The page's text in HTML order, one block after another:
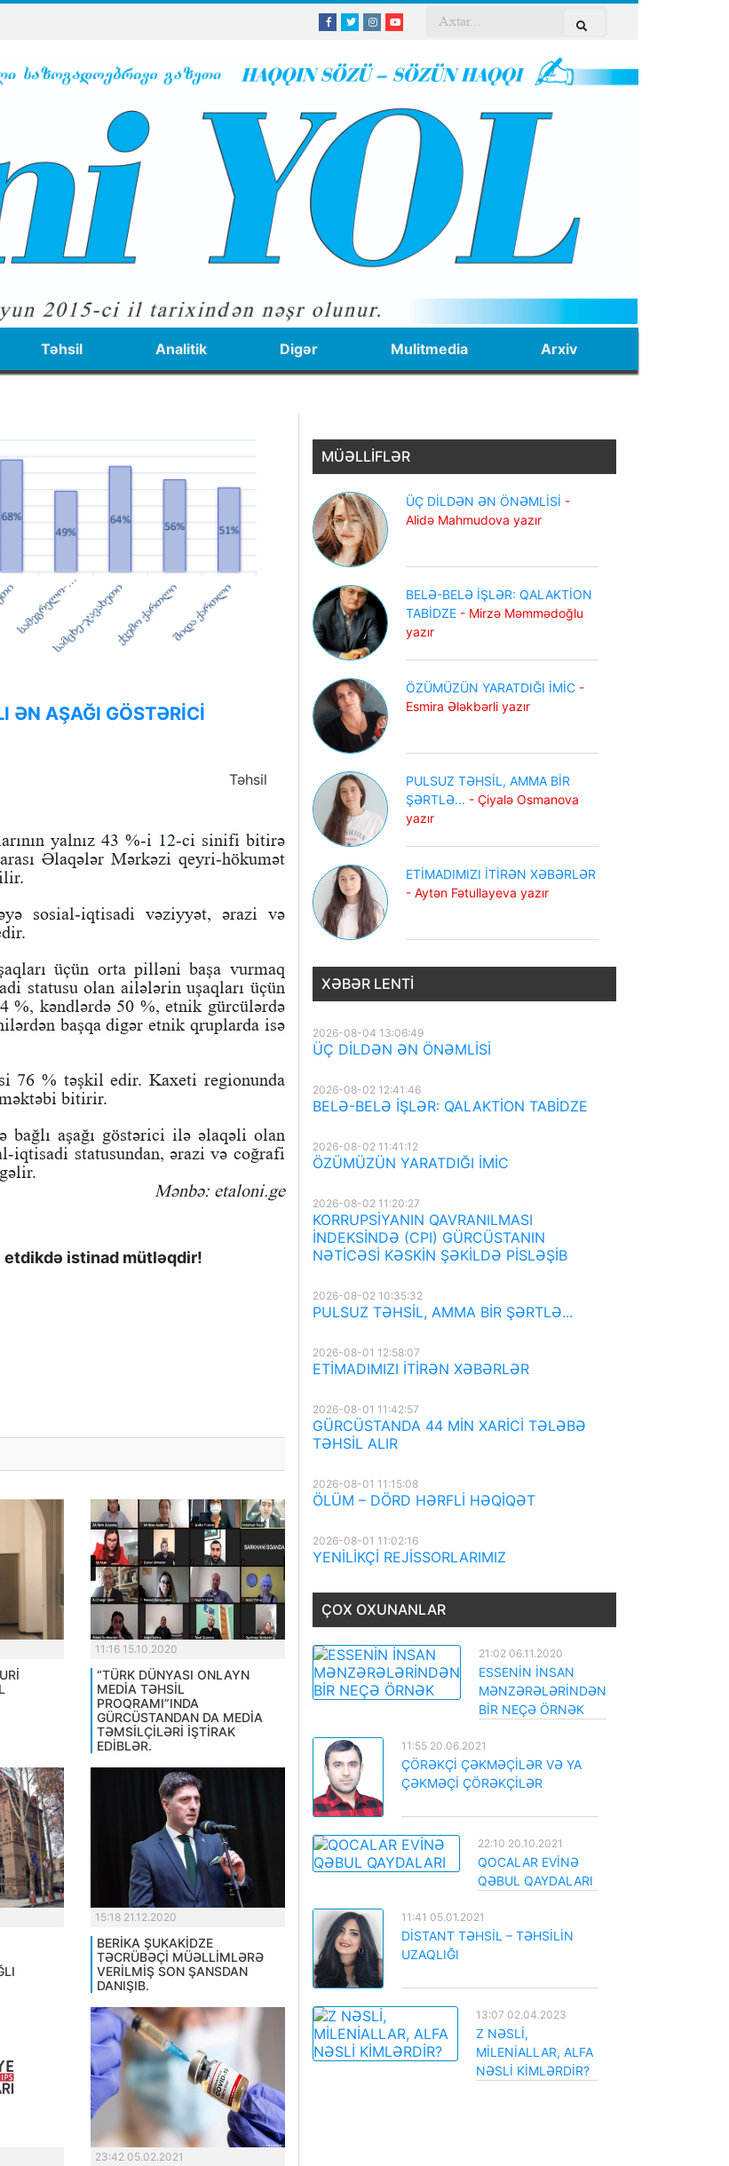
Təhsil Analitik Digər Mulitmedia Arxiv
ƏN AŞAĞI GÖSTƏRİCİ
Təhsil
yalnız 43 %-i 12-ci sinifi bitirə
Əlaqələr Mərkəzi qeyri-hökumət
sosial-iqtisadi vəziyyət, ərazi və
üçün orta pilləni başa vurmaq
statusu olan ailələrin uşaqları üçün
%, kəndlərdə 50 %, etnik gürcülərdə
başqa digər etnik qruplarda isə
76 % təşkil edir. Kaxeti regionunda
bitirir.
aşağı göstərici ilə əlaqəli olan
iqtisadi statusundan, ərazi və coğrafi
Mənbə: etaloni.ge
istinad mütləqdir!
11:16 15.10.2020
“TÜRK DÜNYASI ONLAYN
MEDİA TƏHSİL
PROQRAMI”INDA
GÜRCÜSTANDAN DA MEDİA
TƏMSİLÇİLƏRİ İŞTİRAK
EDİBLƏR.
15:18 21.12.2020
BERİKA ŞUKAKİDZE
TƏCRÜBƏÇİ MÜƏLLİMLƏRƏ
VERİLMİŞ SON ŞANSDAN
DANIŞIB.
23:42 05.02.2021
MÜƏLLİFLƏR
ÜÇ DİLDƏN ƏN ÖNƏMLİSİ -
Alidə Mahmudova yazır
BELƏ-BELƏ İŞLƏR: QALAKTİON
TABİDZE - Mirzə Məmmədoğlu
yazır
ÖZÜMÜZÜN YARATDIĞI İMİC -
Esmira Ələkbərli yazır
PULSUZ TƏHSİL, AMMA BİR
ŞƏRTLƏ... - Çiyalə Osmanova
yazır
ETİMADIMIZI İTİRƏN XƏBƏRLƏR
- Aytən Fətullayeva yazır
XƏBƏR LENTI
2026-08-04 13:06:49
ÜÇ DİLDƏN ƏN ÖNƏMLİSİ
2026-08-02 12:41:46
BELƏ-BELƏ İŞLƏR: QALAKTİON TABİDZE
2026-08-02 11:41:12
ÖZÜMÜZÜN YARATDIĞI İMİC
2026-08-02 11:20:27
KORRUPSİYANIN QAVRANILMASI
İNDEKSİNDƏ (CPI) GÜRCÜSTANIN
NƏTİCƏSİ KƏSKİN ŞƏKİLDƏ PİSLƏŞİB
2026-08-02 10:35:32
PULSUZ TƏHSİL, AMMA BİR ŞƏRTLƏ...
2026-08-01 12:58:07
ETİMADIMIZI İTİRƏN XƏBƏRLƏR
2026-08-01 11:42:57
GÜRCÜSTANDA 44 MİN XARİCİ TƏLƏBƏ
TƏHSİL ALIR
2026-08-01 11:15:08
ÖLÜM – DÖRD HƏRFLİ HƏQİQƏT
2026-08-01 11:02:16
YENİLİKÇİ REJİSSORLARIMIZ
ÇOX OXUNANLAR
21:02 06.11.2020
ESSENİN İNSAN
MƏNZƏRƏLƏRİNDƏN
BİR NEÇƏ ÖRNƏK
11:55 20.06.2021
ÇÖRƏKÇİ ÇƏKMƏÇİLƏR VƏ YA
ÇƏKMƏÇİ ÇÖRƏKÇİLƏR
22:10 20.10.2021
QOCALAR EVİNƏ
QƏBUL QAYDALARI
11:41 05.01.2021
DİSTANT TƏHSİL – TƏHSİLİN
UZAQLIĞI
13:07 02.04.2023
Z NƏSLİ,
MİLENİALLAR, ALFA
NƏSLİ KİMLƏRDİR?